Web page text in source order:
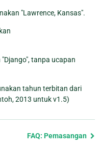
"Lawrence, Kansas".
tanpa ucapan
tahun terbitan dari
2013 untuk v1.5)
FAQ: Pemasangan